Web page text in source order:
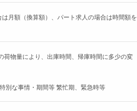
月額（換算額）、パート求人の場合は時間額を
物量により、出庫時間、帰庫時間に多少の変
別な事情・期間等 繁忙期、緊急時等